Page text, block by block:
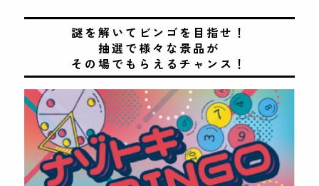
謎を解いてビンゴを目指せ！
抽選で様々な景品が
その場でもらえるチャンス！